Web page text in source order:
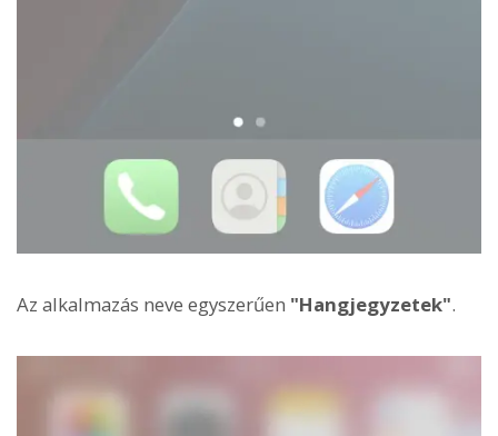
Az alkalmazás neve egyszerűen "Hangjegyzetek".